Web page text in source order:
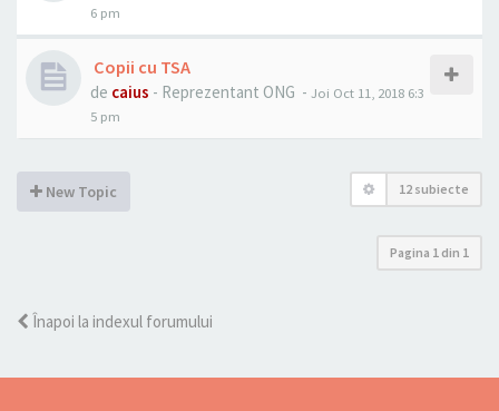
6 pm
Copii cu TSA
de caius - Reprezentant ONG - Joi Oct 11, 2018 6:3
5 pm
New Topic 12 subiecte
Pagina 1 din 1
Înapoi la indexul forumului